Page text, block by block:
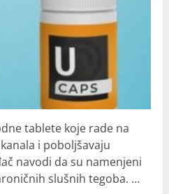
tablete koje rade na
i poboljšavaju
navodi da su namenjeni
slušnih tegoba. …